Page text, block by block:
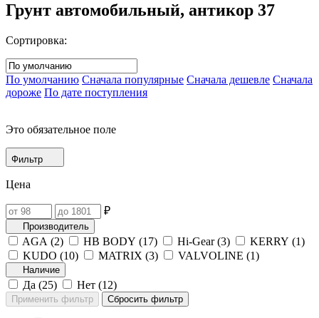
Грунт автомобильный, антикор 37
Сортировка:
По умолчанию Сначала популярные Сначала дешевле Сначала
дороже По дате поступления
Это обязательное поле
Фильтр
Цена
₽
Производитель
AGA (2) HB BODY (17) Hi-Gear (3) KERRY (1)
KUDO (10) MATRIX (3) VALVOLINE (1)
Наличие
Да (25) Нет (12)